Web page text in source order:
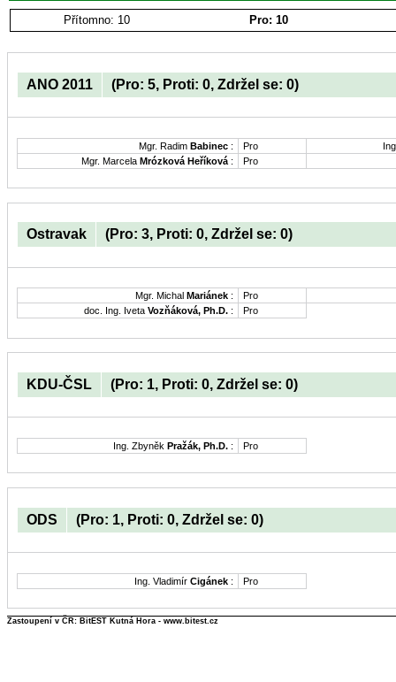
Přítomno: 10 Pro: 10
ANO 2011 (Pro: 5, Proti: 0, Zdržel se: 0)
Mgr. Radim Babinec : Pro
Mgr. Marcela Mrózková Heříková : Pro
Ostravak (Pro: 3, Proti: 0, Zdržel se: 0)
Mgr. Michal Mariánek :
Pro
doc. Ing. Iveta Vozňáková, Ph.D. : Pro
KDU-ČSL (Pro: 1, Proti: 0, Zdržel se: 0)
Ing. Zbyněk Pražák, Ph.D. : Pro
ODS (Pro: 1, Proti: 0, Zdržel se: 0)
Ing. Vladimír Cigánek : Pro
Zastoupení v ČR: BitEST Kutná Hora - www.bitest.cz